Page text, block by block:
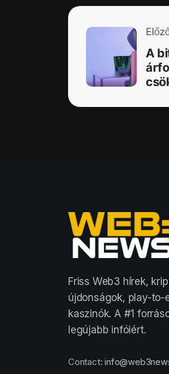
A
Friss Web3 hírek,
újdonságok, play-to-
kaszinók. A #1
legújabb infóiért.
Contact: